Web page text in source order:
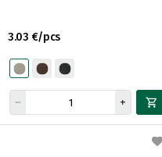
3.03 €/pcs